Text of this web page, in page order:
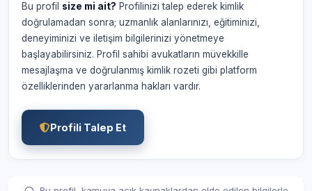
Bu profil size mi ait? Profilinizi talep ederek kimlik
doğrulamadan sonra; uzmanlık alanlarınızı, eğitiminizi,
deneyiminizi ve iletişim bilgilerinizi yönetmeye
başlayabilirsiniz. Profil sahibi avukatların müvekkille
mesajlaşma ve doğrulanmış kimlik rozeti gibi platform
özelliklerinden yararlanma hakları vardır.
Profili Talep Et